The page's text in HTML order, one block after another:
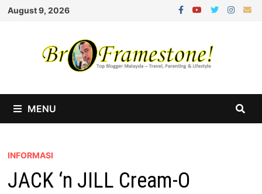
Skip
August 9, 2026
MENU
INFORMASI
JACK ‘n JILL Cream-O